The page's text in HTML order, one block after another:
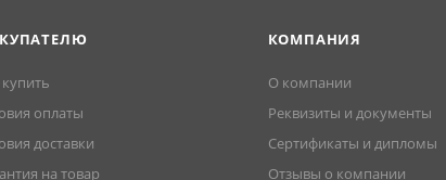
оплаты
доставки
на товар
КОМПАНИЯ
О компании
Реквизиты и документы
Сертификаты и дипломы
Отзывы о компании